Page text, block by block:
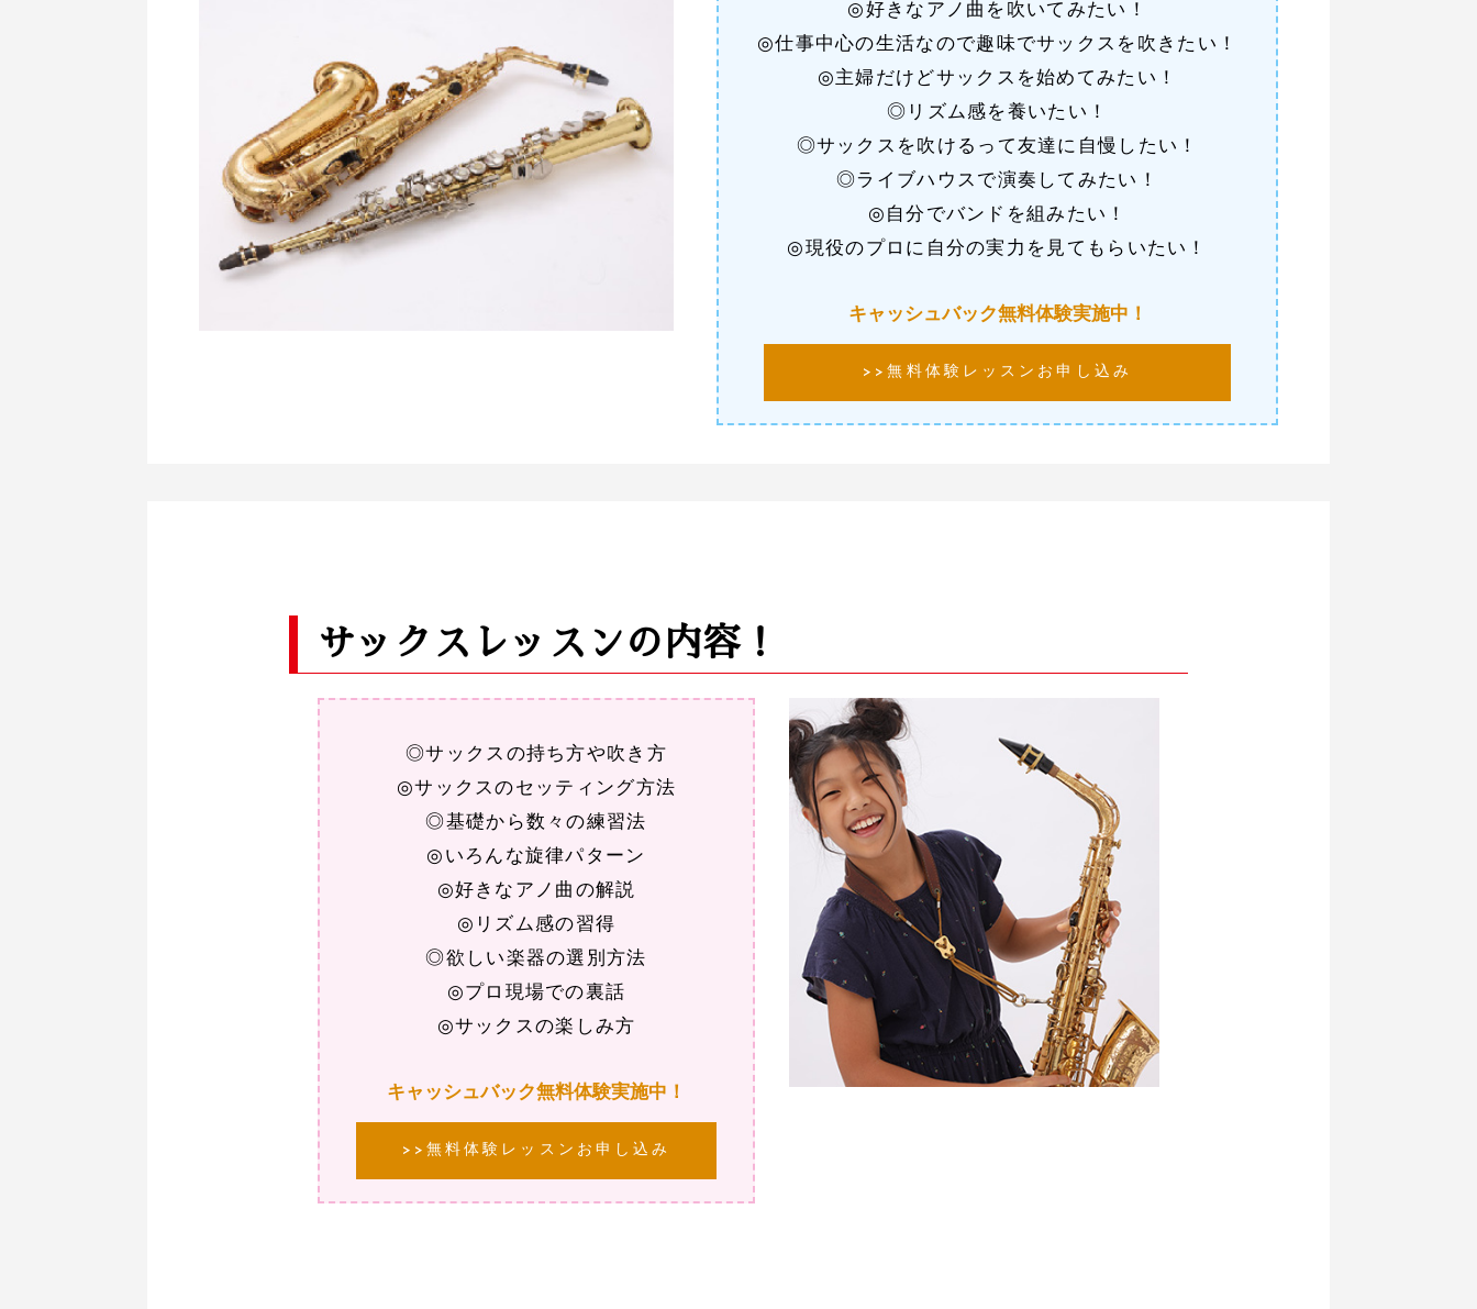
◎好きなアノ曲を吹いてみたい！
◎仕事中心の生活なので趣味でサックスを吹きたい！
◎主婦だけどサックスを始めてみたい！
◎リズム感を養いたい！
◎サックスを吹けるって友達に自慢したい！
◎ライブハウスで演奏してみたい！
◎自分でバンドを組みたい！
◎現役のプロに自分の実力を見てもらいたい！
キャッシュバック無料体験実施中！
>>無料体験レッスンお申し込み
サックスレッスンの内容！
◎サックスの持ち方や吹き方
◎サックスのセッティング方法
◎基礎から数々の練習法
◎いろんな旋律パターン
◎好きなアノ曲の解説
◎リズム感の習得
◎欲しい楽器の選別方法
◎プロ現場での裏話
◎サックスの楽しみ方
キャッシュバック無料体験実施中！
>>無料体験レッスンお申し込み